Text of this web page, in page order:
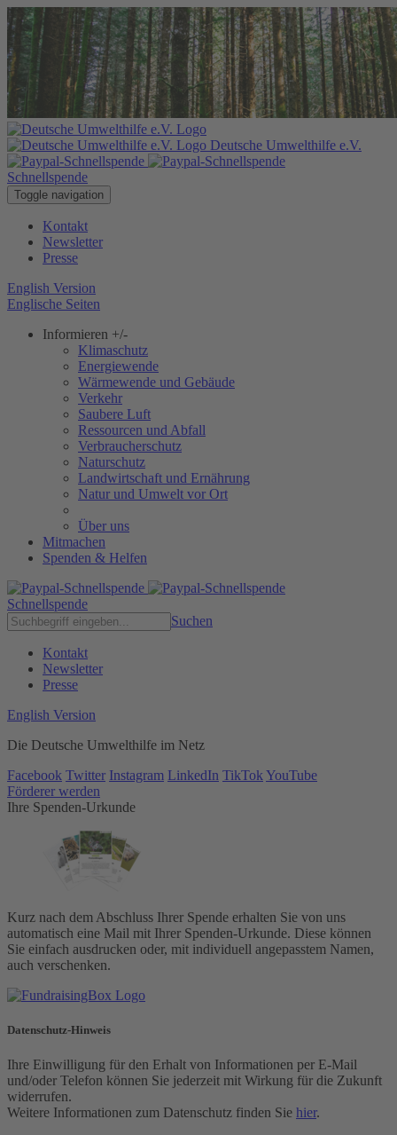
Deutsche Umwelthilfe e.V.
Schnellspende
Toggle navigation
Kontakt
Newsletter
Presse
English Version
Englische Seiten
Informieren +/-
Klimaschutz
Energiewende
Wärmewende und Gebäude
Verkehr
Saubere Luft
Ressourcen und Abfall
Verbraucherschutz
Naturschutz
Landwirtschaft und Ernährung
Natur und Umwelt vor Ort
Über uns
Mitmachen
Spenden & Helfen
Schnellspende
Suchen
Kontakt
Newsletter
Presse
English Version
Die Deutsche Umwelthilfe im Netz
Facebook Twitter Instagram LinkedIn TikTok YouTube
Förderer werden
Ihre Spenden-Urkunde
Kurz nach dem Abschluss Ihrer Spende erhalten Sie von uns
automatisch eine Mail mit Ihrer Spenden-Urkunde. Diese können
Sie einfach ausdrucken oder, mit individuell angepasstem Namen,
auch verschenken.
Datenschutz-Hinweis
Ihre Einwilligung für den Erhalt von Informationen per E-Mail
und/oder Telefon können Sie jederzeit mit Wirkung für die Zukunft
widerrufen.
Weitere Informationen zum Datenschutz finden Sie hier.